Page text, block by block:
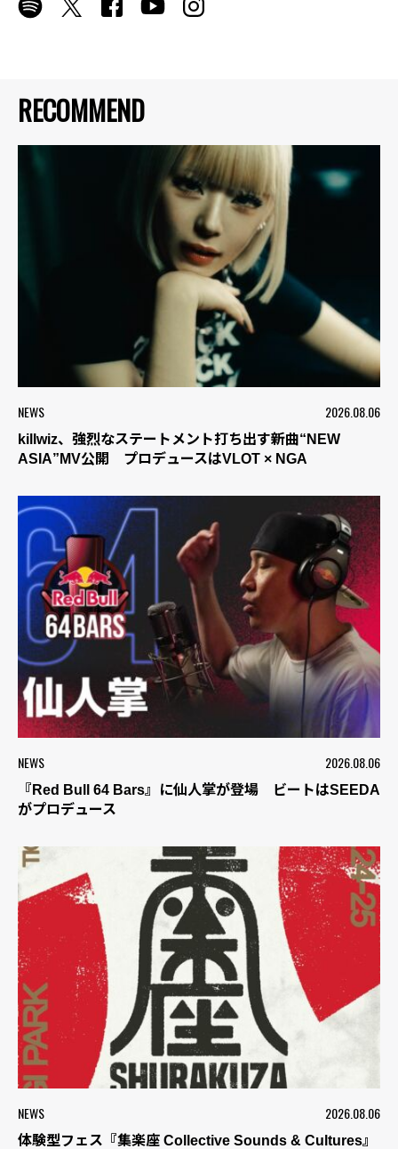
RECOMMEND
NEWS 2026.08.06
killwiz、強烈なステートメント打ち出す新曲“NEW
ASIA”MV公開 プロデュースはVLOT × NGA
NEWS 2026.08.06
『Red Bull 64 Bars』に仙人掌が登場 ビートはSEEDA
がプロデュース
NEWS 2026.08.06
体験型フェス『集楽座 Collective Sounds & Cultures』